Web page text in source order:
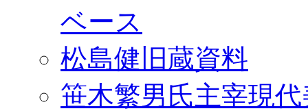
ベース
松島健旧蔵資料
笹木繁男氏主宰現